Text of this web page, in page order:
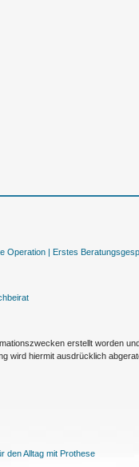
Operation | Erstes
erstellt worden
wird hiermit ausdrücklich
den Alltag mit Prothese